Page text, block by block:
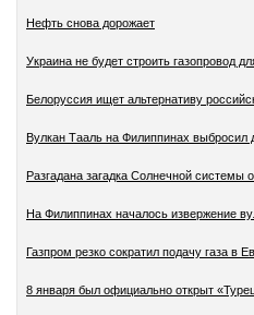
Нефть снова дорожает
Украина не будет строить газопровод
Белоруссия ищет альтернативу
Вулкан Тааль на Филиппинах выбросил
Разгадана загадка Солнечной системы
На Филиппинах началось извержение
Газпром резко сократил подачу газа в
8 января был официально открыт